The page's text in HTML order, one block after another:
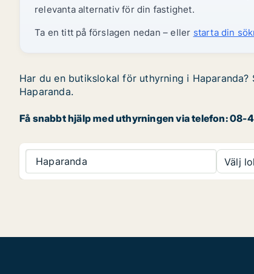
relevanta alternativ för din fastighet.
Ta en titt på förslagen nedan – eller starta din
Har du en butikslokal för uthyrning i
Haparanda.
Få snabbt hjälp med uthyrningen via telefon: 08-
Haparanda Välj